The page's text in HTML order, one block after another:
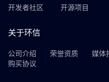
开发者社区 开源项目
关于环信
公司介绍 荣誉资质 媒体
购买协议